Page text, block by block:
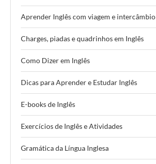
Aprender Inglês com viagem e intercâmbio
Charges, piadas e quadrinhos em Inglês
Como Dizer em Inglês
Dicas para Aprender e Estudar Inglês
E-books de Inglês
Exercícios de Inglês e Atividades
Gramática da Língua Inglesa